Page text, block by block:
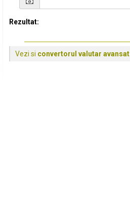
Rezultat:
Vezi si convertorul valutar avansat